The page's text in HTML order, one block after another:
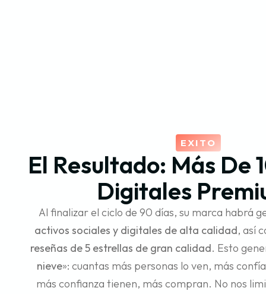
EXITO
El Resultado: Más De
Digitales
Al finalizar el ciclo de 90 días, su marca habrá
activos sociales y digitales de alta calidad, así
reseñas de 5 estrellas de gran calidad. Esto
nieve»: cuantas más personas lo ven, más
más confianza tienen, más compran. No nos